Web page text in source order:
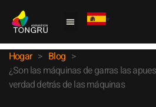
Hogar > Blog >
¿Son las máquinas de garras las
verdad detrás de las máquinas